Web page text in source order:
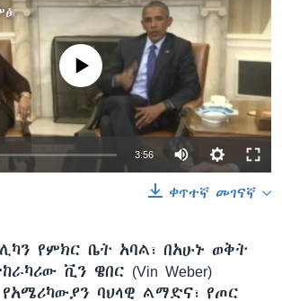
source currently available
3:56
ቀጥተኛ መገናኛ
የምክር ቤት አባል፣ በአሁኑ ወቅት
ቪን ዌበር (Vin Weber)
ባህላዊ ልማድና፣ የጦር